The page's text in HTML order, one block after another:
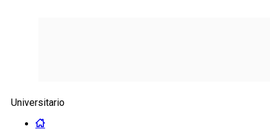
Universitario